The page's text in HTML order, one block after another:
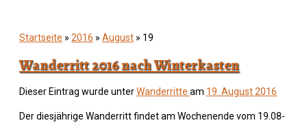
Startseite » 2016 » August » 19
Wanderritt 2016 nach Winterkasten
Dieser Eintrag wurde unterWanderritte am 19. August 2016
Der diesjährige Wanderritt findet am Wochenende vom 19.08-